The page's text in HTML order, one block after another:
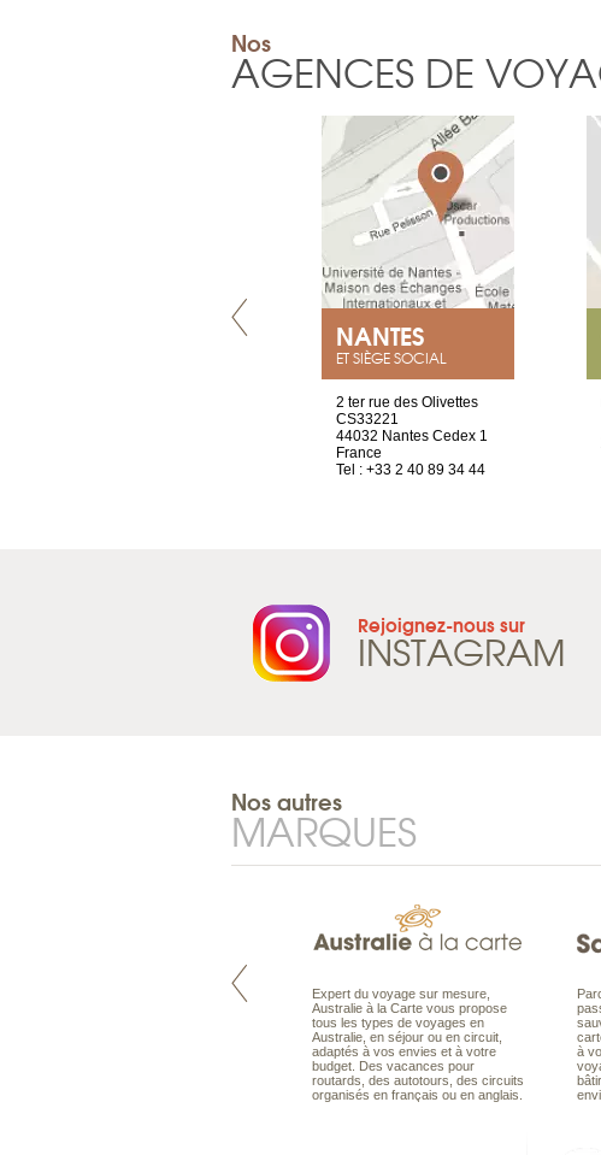
Nos
AGENCES DE
NANTES
ET SIÈGE SOCIAL
2 ter rue des Olivettes
CS33221
44032 Nantes Cedex 1
France
Tel : +33 2 40 89 34 44
Rejoignez-nous sur
INSTAGRAM
Nos autres
MARQUES
Pacifique à la carte est le spécialiste
Expert du voyage sur mesure,
Australie à la Carte vous propose
tous les types de voyages en
Australie, en séjour ou en circuit,
adaptés à vos envies et à votre
budget. Des vacances pour
routards, des autotours, des circuits
organisés en français ou en anglais.
à